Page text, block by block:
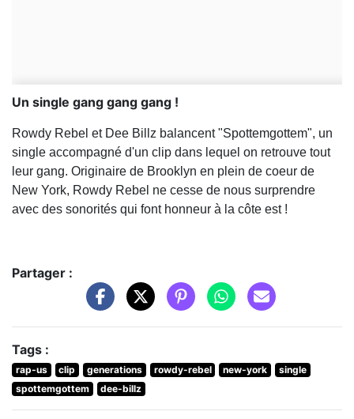
Un single gang gang gang !
Rowdy Rebel et Dee Billz balancent "Spottemgottem", un
single accompagné d'un clip dans lequel on retrouve tout
leur gang. Originaire de Brooklyn en plein de coeur de
New York, Rowdy Rebel ne cesse de nous surprendre
avec des sonorités qui font honneur à la côte est !
Partager :
Tags :
rap-us clip generations rowdy-rebel new-york
single
spottemgottem
dee-billz